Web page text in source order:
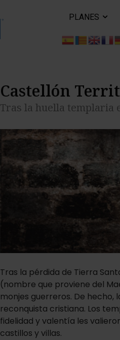
PLANES
Castellón
Tras la huella templaria
Tras la pérdida de Tierra
(nombre que proviene del
monjes guerreros. De
reconquista cristiana. Los
fidelidad y valentía les
castillos y villas.